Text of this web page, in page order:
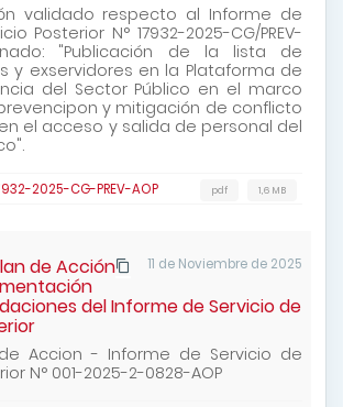
validado respecto al Informe de
Posterior N° 17932-2025-CG/PREV-
"Publicación de la lista de
y exservidores en la Plataforma de
del Sector Público en el marco
y mitigación de conflicto
el acceso y salida de personal del
2025-CG-PREV-AOP 1,6 MB
pdf
11 de Noviembre de 2025
de Acción
del Informe de Servicio de
de Accion - Informe de Servicio de
N° 001-2025-2-0828-AOP